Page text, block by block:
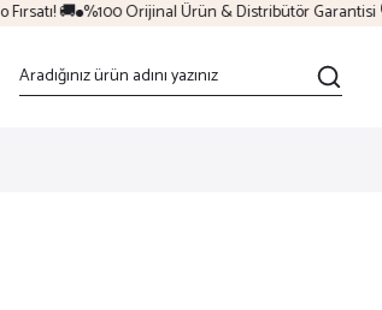
🚚 %100 Orijinal Ürün & Distribütör Garantisi 🛡️